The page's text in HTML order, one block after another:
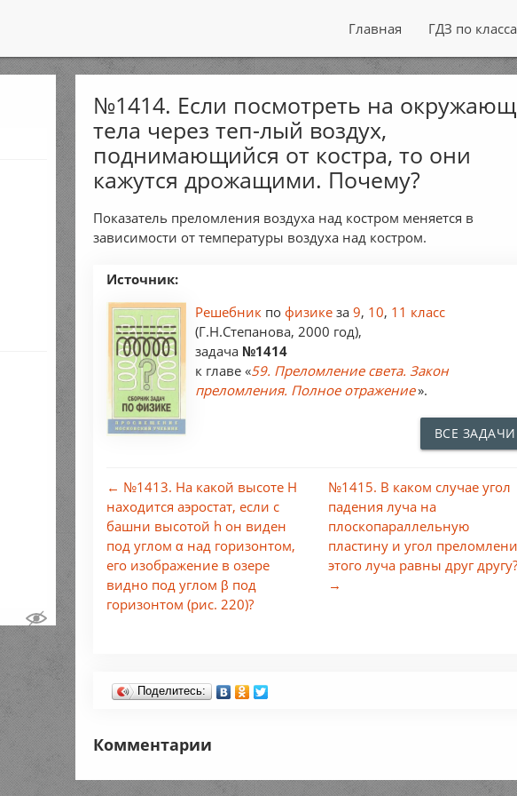
Главная ГДЗ по
№1414. Если посмотреть на
тела через теп-лый воздух,
поднимающийся от костра, то они
кажутся дрожащими. Почему?
Показатель преломления воздуха над костром меняется в
зависимости от температуры воздуха над костром.
Источник:
Решебник пофизикеза9, 10, 11 класс
(Г.Н.Степанова, 2000 год),
задача №1414
к главе «59. Преломление света. Закон
преломления. Полное отражение».
ВСЕ ЗАДАЧИ
← №1413. На какой высоте Н
находится аэростат, если с
башни высотой h он виден
под углом α над горизонтом,
его изображение в озере
видно под углом β под
горизонтом (рис. 220)?
№1415. В каком случае угол
падения луча на
плоскопараллельную
пластину и угол
этого луча равны друг
→
Поделитесь:
Комментарии